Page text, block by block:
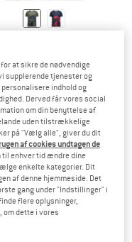
T-shirt
52,20 €
5,0(1)
at sikre de nødvendige
supplerende tjenester og
indhold og
Derved får vores social
om din benyttelse af
uden tilstrækkelige
på "Vælg alle", giver du dit
af cookies undtagen de
til enhver tid ændre dine
enkelte kategorier. Dit
af denne hjemmeside. Det
gang under "Indstillinger" i
flere oplysninger,
dette i vores